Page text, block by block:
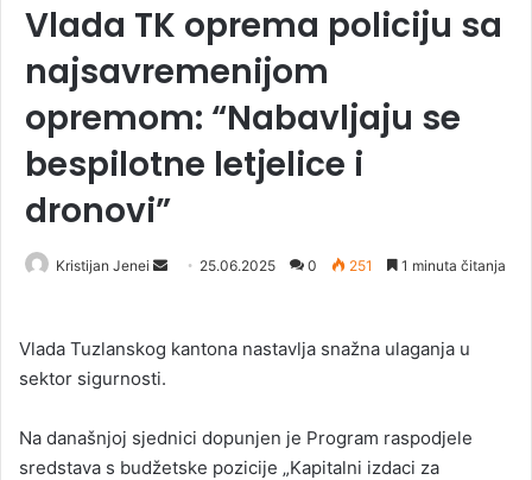
Vlada TK oprema policiju sa
najsavremenijom
opremom: “Nabavljaju se
bespilotne letjelice i
dronovi”
Kristijan Jenei
d
e
m
25.06.2025 0 251 1 minuta čitanja
Vlada Tuzlanskog kantona nastavlja snažna ulaganja u
sektor sigurnosti.
Na današnjoj sjednici dopunjen je Program raspodjele
sredstava s budžetske pozicije „Kapitalni izdaci za